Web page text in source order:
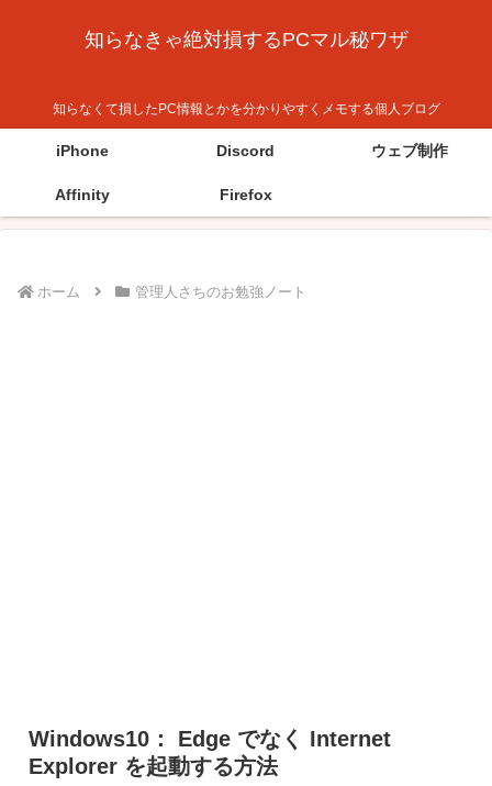
知らなきゃ絶対損するPCマル秘ワザ
知らなくて損したPC情報とかを分かりやすくメモする個人ブログ
iPhone Discord ウェブ制作
Affinity Firefox
ホーム 管理人さちのお勉強ノート
Windows10： Edge でなく Internet
Explorer を起動する方法